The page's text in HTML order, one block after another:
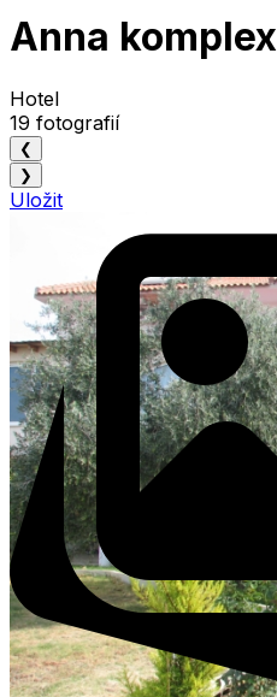
Anna komplex
Hotel
19 fotografií
❮
❯
Uložit